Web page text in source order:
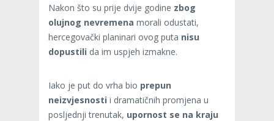
Nakon što su prije dvije godine zbog
olujnog nevremena morali odustati,
hercegovački planinari ovog puta nisu
dopustili da im uspjeh izmakne.
Iako je put do vrha bio prepun
neizvjesnosti i dramatičnih promjena u
posljednji trenutak, upornost se na kraju